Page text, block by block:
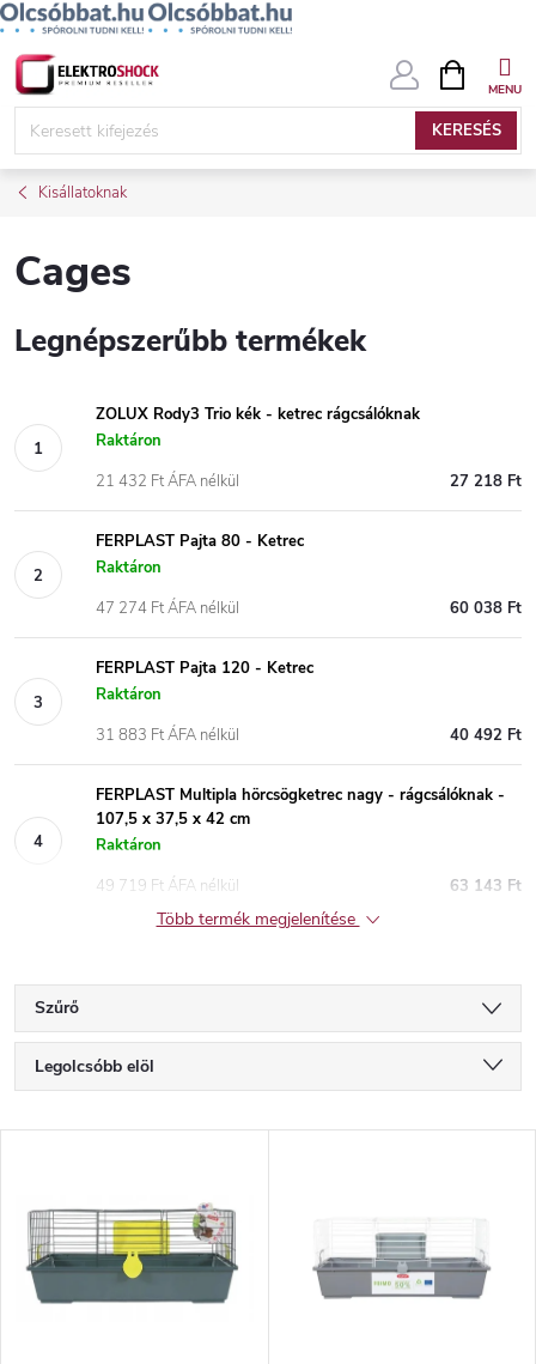
Ugrás
KERESÉS
KOSÁR
Kisállatoknak
Cages
Legnépszerűbb termékek
ZOLUX Rody3 Trio kék - ketrec rágcsálóknak
Raktáron
27 218 Ft
21 432 Ft ÁFA nélkül
FERPLAST Pajta 80 - Ketrec
Raktáron
60 038 Ft
47 274 Ft ÁFA nélkül
FERPLAST Pajta 120 - Ketrec
Raktáron
40 492 Ft
31 883 Ft ÁFA nélkül
FERPLAST Multipla hörcsögketrec nagy - rágcsálóknak -
107,5 x 37,5 x 42 cm
Raktáron
63 143 Ft
49 719 Ft ÁFA nélkül
Több termék megjelenítése
Szűrő
T
e
m
é
Legolcsóbb elöl
ABC szerint
e
r